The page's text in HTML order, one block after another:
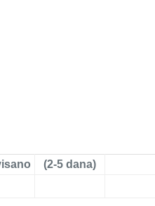
(2-5 dana)